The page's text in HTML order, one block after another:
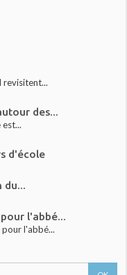
revisitent...
des...
d'école
du...
l'abbé...
l'abbé...